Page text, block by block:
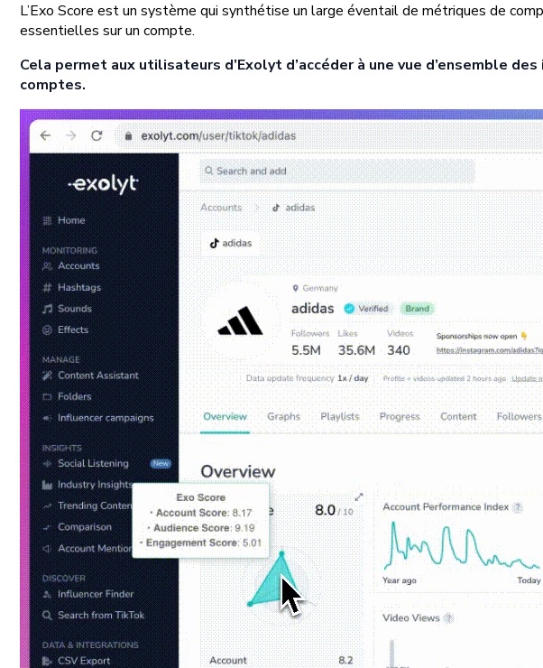
L’Exo Score est un système qui synthétise un large éventail de métriques de
essentielles sur un compte.
Cela permet aux utilisateurs d’Exolyt d’accéder à une vue d’ensemble
comptes.